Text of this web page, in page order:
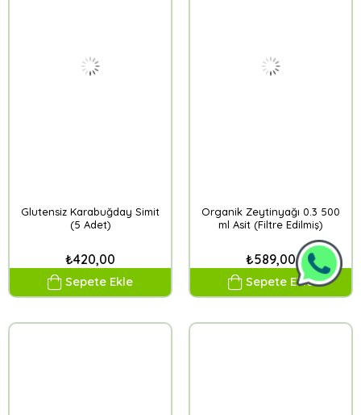
Glutensiz Karabuğday Simit
(5 Adet)
₺420,00
Sepete Ekle
Organik Zeytinyağı 0.3 500
ml Asit (Filtre Edilmiş)
₺589,00
Sepete Ekle